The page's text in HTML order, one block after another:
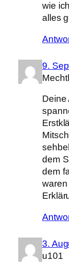
wie
alles
9.
Deine
dem
dem
3.
u101